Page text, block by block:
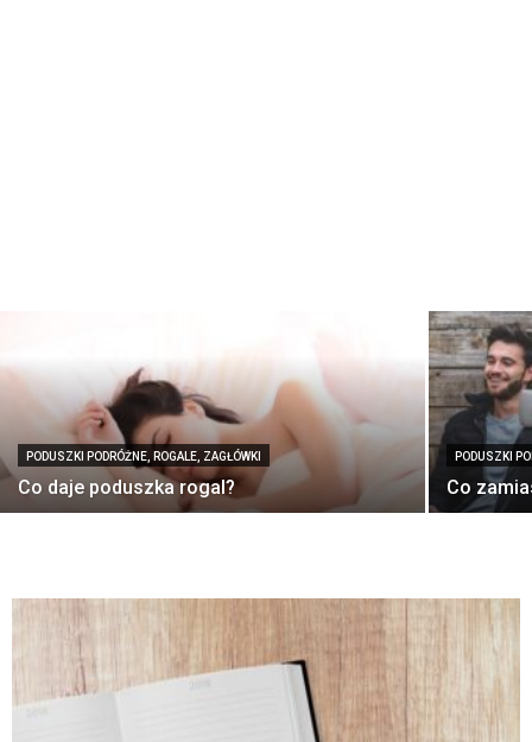
PODUSZKI PODRÓŻNE, ROGALE, ZAGŁÓWKI
Co daje poduszka rogal?
PODUSZKI
Co